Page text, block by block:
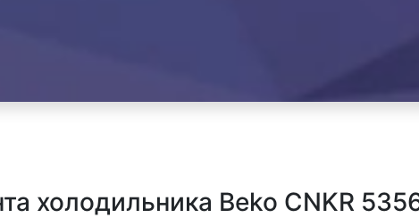
холодильника Beko CNKR